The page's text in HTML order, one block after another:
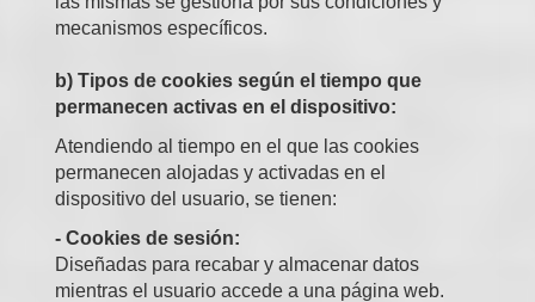
mecanismos específicos.
b) Tipos de cookies según el tiempo que
permanecen activas en el dispositivo:
Atendiendo al tiempo en el que las cookies
permanecen alojadas y activadas en el
dispositivo del usuario, se tienen:
- Cookies de sesión:
Diseñadas para recabar y almacenar datos
mientras el usuario accede a una página web.